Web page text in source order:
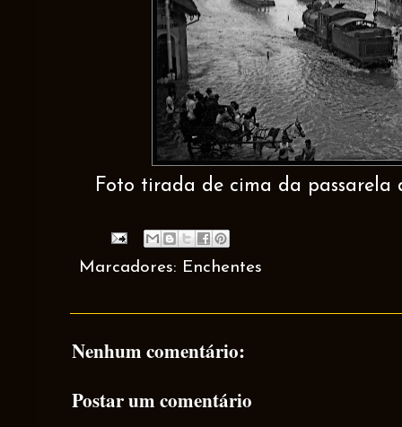
Foto tirada de cima da passarela
Marcadores: Enchentes
Nenhum comentário:
Postar um comentário